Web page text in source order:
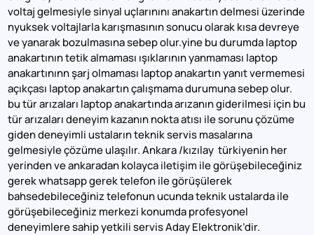
voltaj gelmesiyle sinyal uçlarınını anakartın delmesi üzerinde
nyuksek voltajlarla karışmasının sonucu olarak kısa devreye
ve yanarak bozulmasına sebep olur.yine bu durumda laptop
anakartının tetik almaması ışıklarının yanmaması laptop
anakartınınn şarj olmaması laptop anakartın yanıt vermemesi
açıkçası laptop anakartın çalışmama durumuna sebep olur.
bu tür arızaları laptop anakartında arızanın giderilmesi için bu
tür arızaları deneyim kazanın nokta atısı ile sorunu çözüme
giden deneyimli ustaların teknik servis masalarına
gelmesiyle çözüme ulaşılır. Ankara /kızılay türkiyenin her
yerinden ve ankaradan kolayca iletişim ile görüşebileceğiniz
gerek whatsapp gerek telefon ile görüşülerek
bahsedebileceğiniz telefonun ucunda teknik ustalarda ile
görüşebileceğiniz merkezi konumda profesyonel
deneyimlere sahip yetkili servis Aday Elektronik’dir.